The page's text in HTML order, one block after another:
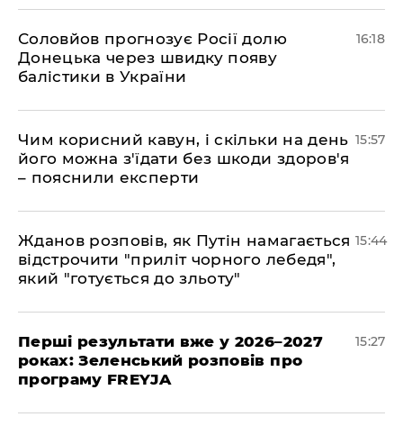
Соловйов прогнозує Росії долю
Донецька через швидку появу
балістики в України
16:18
Чим корисний кавун, і скільки на день
його можна з'їдати без шкоди здоров'я
– пояснили експерти
15:57
Жданов розповів, як Путін намагається
відстрочити "приліт чорного лебедя",
який "готується до зльоту"
15:44
Перші результати вже у 2026–2027
роках: Зеленський розповів про
програму FREYJA
15:27